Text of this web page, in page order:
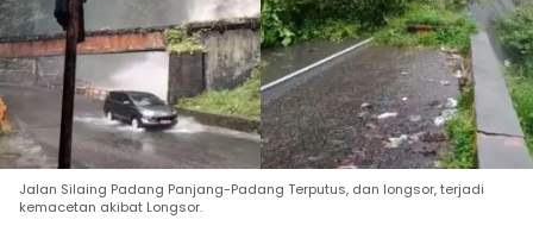
Jalan Silaing Padang Panjang-Padang Terputus, dan longsor, terjadi
kemacetan akibat Longsor.